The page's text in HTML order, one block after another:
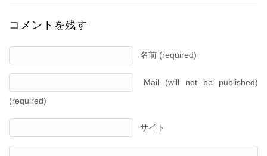
コメントを残す
名前 (required)
Mail (will not be published)
(required)
サイト